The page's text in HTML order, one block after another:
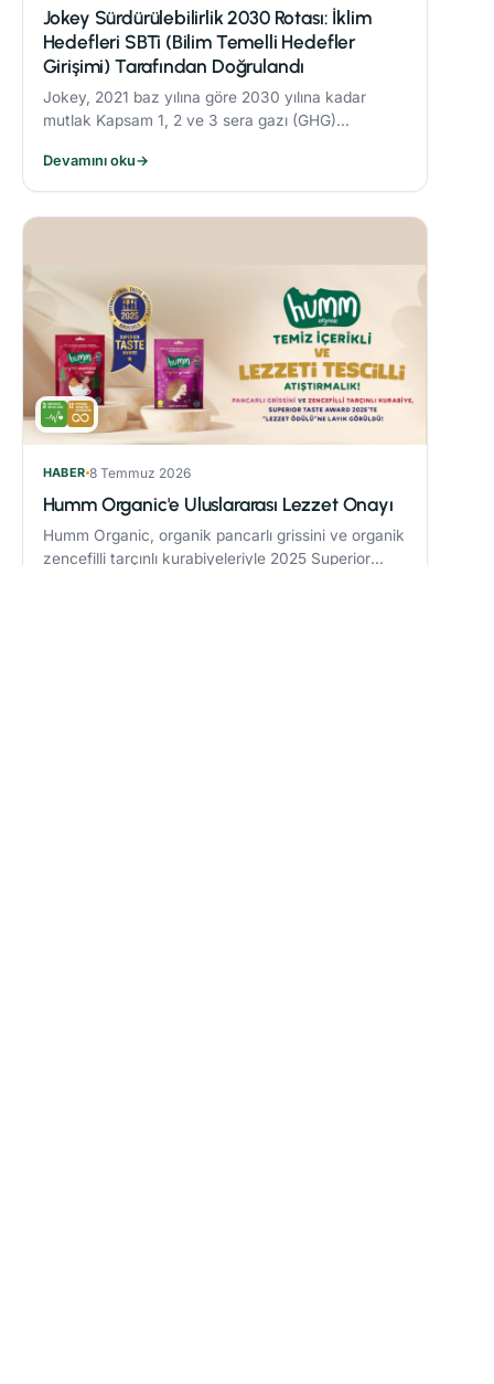
Jokey Sürdürülebilirlik 2030 Rotası: İklim
Hedefleri SBTi (Bilim Temelli Hedefler
Girişimi) Tarafından Doğrulandı
Jokey, 2021 baz yılına göre 2030 yılına kadar
mutlak Kapsam 1, 2 ve 3 sera gazı (GHG)
etmektedir.
Devamını oku→
HABER 8 Temmuz 2026
Humm Organic'e Uluslararası Lezzet Onayı
Humm Organic, organik pancarlı grissini ve organik
zencefilli tarçınlı kurabiyeleriyle 2025 Superior